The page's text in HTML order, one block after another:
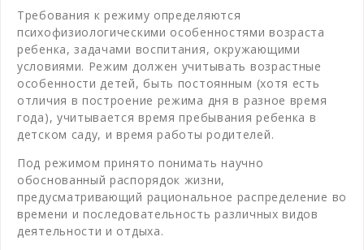
Требования к режиму определяются
психофизиологическими особенностями возраста
ребенка, задачами воспитания, окружающими
условиями. Режим должен учитывать возрастные
особенности детей, быть постоянным (хотя есть
отличия в построение режима дня в разное время
года), учитывается время пребывания ребенка в
детском саду, и время работы родителей.
Под режимом принято понимать научно
обоснованный распорядок жизни,
предусматривающий рациональное распределение во
времени и последовательность различных видов
деятельности и отдыха.